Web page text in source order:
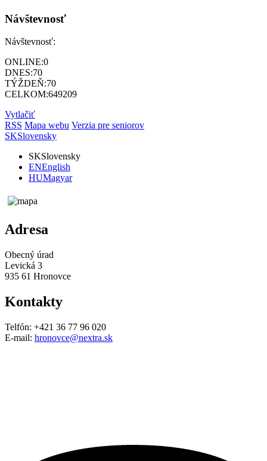
Návštevnosť
Návštevnosť:
ONLINE:0
DNES:70
TÝŽDEŇ:70
CELKOM:649209
Vytlačiť
RSS Mapa webu Verzia pre seniorov
SKSlovensky
SKSlovensky
ENEnglish
HUMagyar
Adresa
Obecný úrad
Levická 3
935 61 Hronovce
Kontakty
Telfón: +421 36 77 96 020
E-mail: hronovce@nextra.sk